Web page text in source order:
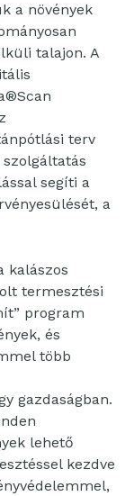
a növények
talajon. A
terv
segíti a
a
kalászos
termesztési
program
és
több
gazdaságban.
lehető
kezdve